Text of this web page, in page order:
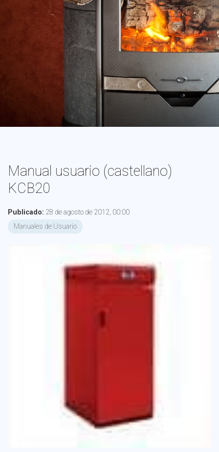
Manual usuario (castellano)
KCB20
Publicado: 28 de agosto de 2012, 00:00
Manuales de Usuario